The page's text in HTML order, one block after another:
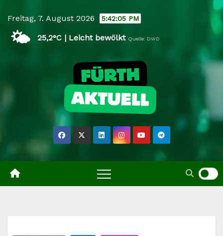
content
Freitag, 7. August 2026 5:42:06 PM
🌤️ 25,2°C | Leicht bewölkt Quelle: DWD